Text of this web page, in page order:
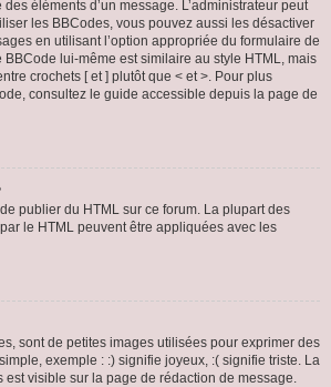
éléments d’un message. L’administrateur peut
les BBCodes, vous pouvez aussi les désactiver
en utilisant l’option appropriée du formulaire de
lui-même est similaire au style HTML, mais
crochets [ et ] plutôt que < et >. Pour plus
consultez le guide accessible depuis la page de
publier du HTML sur ce forum. La plupart des
le HTML peuvent être appliquées avec les
sont de petites images utilisées pour exprimer des
exemple : :) signifie joyeux, :( signifie triste. La
est visible sur la page de rédaction de message.